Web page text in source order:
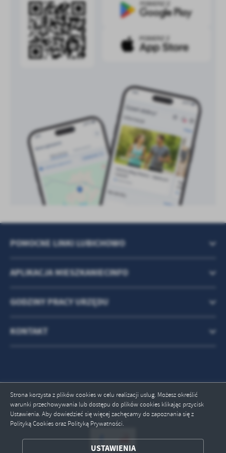
Strona korzysta z plików cookies w celu realizacji usług. Możesz określić
warunki przechowywania lub dostępu do plików cookies klikając przycisk
Ustawienia. Aby dowiedzieć się więcej zachęcamy do zapoznania się z
Polityką Cookies oraz Polityką Prywatności.
USTAWIENIA
treści w postaci wiadomości, ofert, komunikatów mediów
społecznościowych.
ZAPISZ WYBRANE
POMOCNE LINKI LUBICHOWO
APLIKACJA MIESZKANIECINFO
GODZINY PRACY URZĘDU
KONTAKT
Odwiedzin: 603691
Online: 1